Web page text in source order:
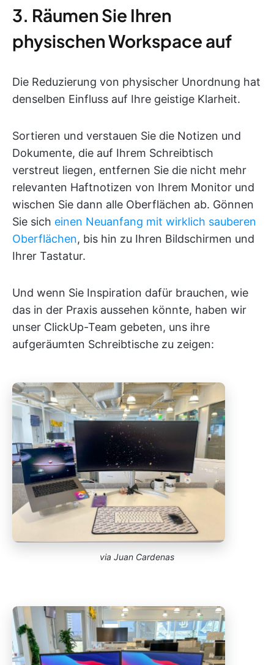
3. Räumen Sie Ihren
physischen Workspace auf
Die Reduzierung von physischer Unordnung hat
denselben Einfluss auf Ihre geistige Klarheit.
Sortieren und verstauen Sie die Notizen und
Dokumente, die auf Ihrem Schreibtisch
verstreut liegen, entfernen Sie die nicht mehr
relevanten Haftnotizen von Ihrem Monitor und
wischen Sie dann alle Oberflächen ab. Gönnen
Sie sich einen Neuanfang mit wirklich sauberen
Oberflächen, bis hin zu Ihren Bildschirmen und
Ihrer Tastatur.
Und wenn Sie Inspiration dafür brauchen, wie
das in der Praxis aussehen könnte, haben wir
unser ClickUp-Team gebeten, uns ihre
aufgeräumten Schreibtische zu zeigen:
via Juan Cardenas